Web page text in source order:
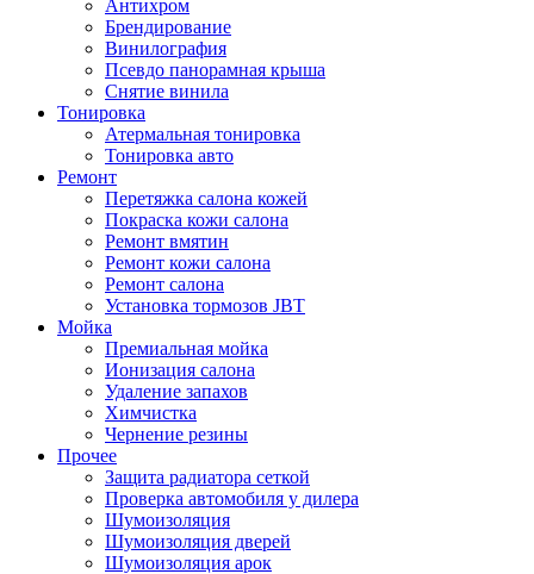
Антихром
Брендирование
Винилография
Псевдо панорамная крыша
Снятие винила
Тонировка
Атермальная тонировка
Тонировка авто
Ремонт
Перетяжка салона кожей
Покраска кожи салона
Ремонт вмятин
Ремонт кожи салона
Ремонт салона
Установка тормозов JBT
Мойка
Премиальная мойка
Ионизация салона
Удаление запахов
Химчистка
Чернение резины
Прочее
Защита радиатора сеткой
Проверка автомобиля у дилера
Шумоизоляция
Шумоизоляция дверей
Шумоизоляция арок